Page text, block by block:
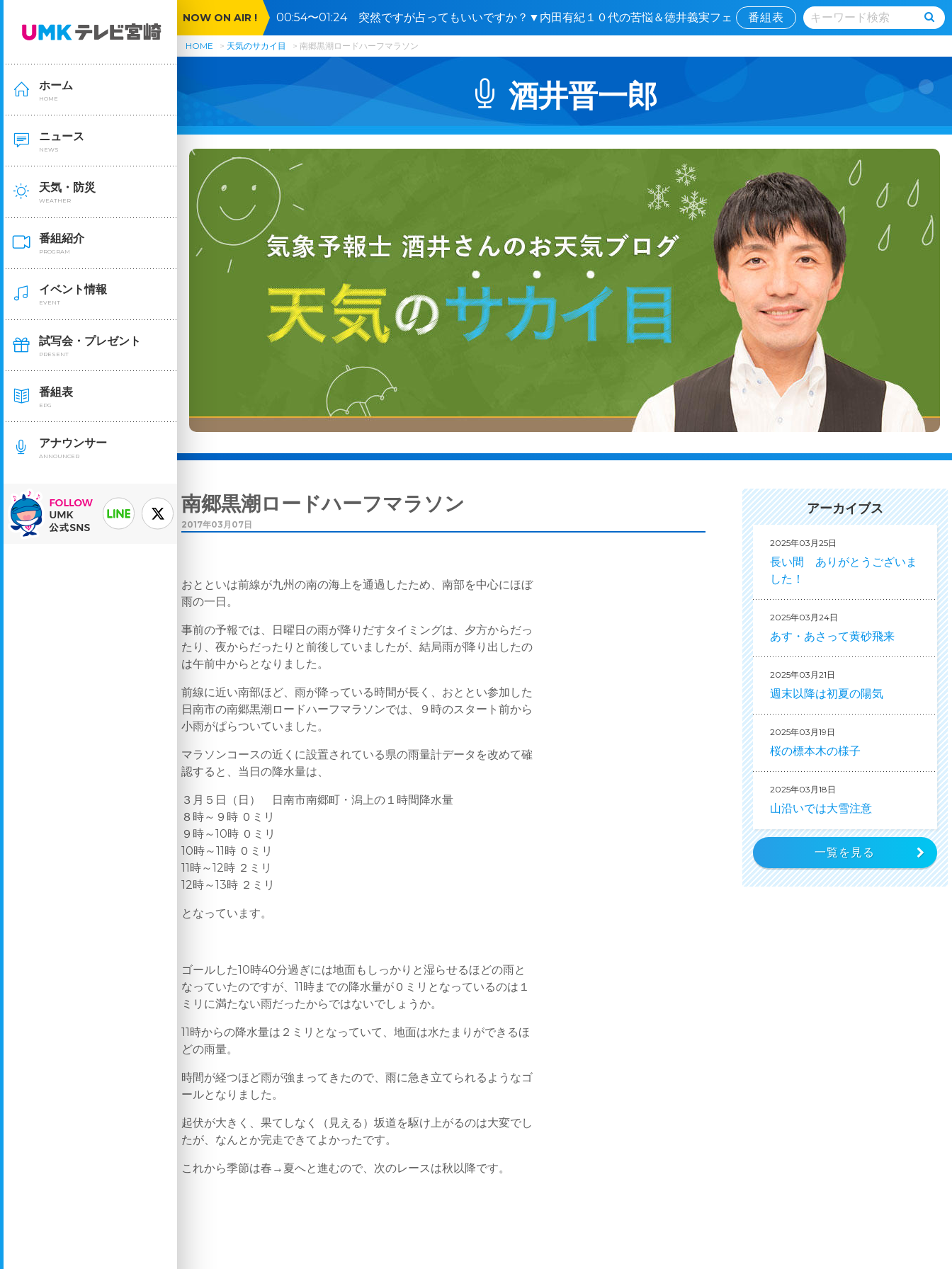
ホーム
HOME
ニュース
NEWS
天気・防災
WEATHER
番組紹介
PROGRAM
イベント情報
EVENT
試写会・プレゼント
PRESENT
番組表
EPG
アナウンサー
ANNOUNCER
NOW ON AIR !
00:54〜01:24 突然ですが占ってもいいですか？▼内田有紀１０代の苦悩＆徳井義実フェ
ロモン嗅ぎ分け
番組表
HOME 天気のサカイ目 南郷黒潮ロードハーフマラソン
酒井晋一郎
南郷黒潮ロードハーフマラソン
2017年03月07日
おとといは前線が九州の南の海上を通過したため、南部を中心にほぼ
雨の一日。
事前の予報では、日曜日の雨が降りだすタイミングは、夕方からだっ
たり、夜からだったりと前後していましたが、結局雨が降り出したの
は午前中からとなりました。
前線に近い南部ほど、雨が降っている時間が長く、おととい参加した
日南市の南郷黒潮ロードハーフマラソンでは、９時のスタート前から
小雨がぱらついていました。
マラソンコースの近くに設置されている県の雨量計データを改めて確
認すると、当日の降水量は、
３月５日（日） 日南市南郷町・潟上の１時間降水量
８時～９時 ０ミリ
９時～10時 ０ミリ
10時～11時 ０ミリ
11時～12時 ２ミリ
12時～13時 ２ミリ
となっています。
ゴールした10時40分過ぎには地面もしっかりと湿らせるほどの雨と
なっていたのですが、11時までの降水量が０ミリとなっているのは１
ミリに満たない雨だったからではないでしょうか。
11時からの降水量は２ミリとなっていて、地面は水たまりができるほ
どの雨量。
時間が経つほど雨が強まってきたので、雨に急き立てられるようなゴ
ールとなりました。
起伏が大きく、果てしなく（見える）坂道を駆け上がるのは大変でし
たが、なんとか完走できてよかったです。
これから季節は春→夏へと進むので、次のレースは秋以降です。
アーカイブス
2025年03月25日
長い間 ありがとうございま
した！
2025年03月24日
あす・あさって黄砂飛来
2025年03月21日
週末以降は初夏の陽気
2025年03月19日
桜の標本木の様子
2025年03月18日
山沿いでは大雪注意
一覧を見る